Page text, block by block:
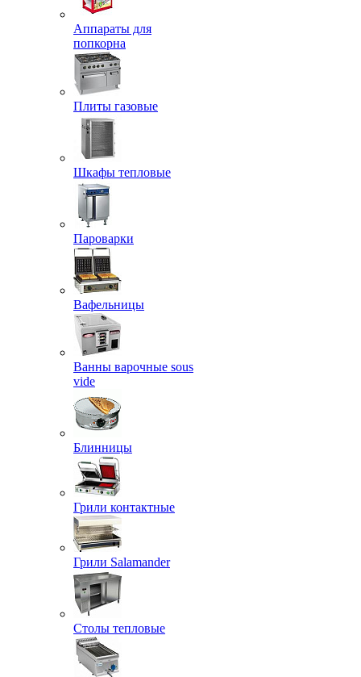
Аппараты для
попкорна
Плиты газовые
Шкафы тепловые
Пароварки
Вафельницы
Ванны варочные sous
vide
Блинницы
Грили контактные
Грили Salamander
Столы тепловые